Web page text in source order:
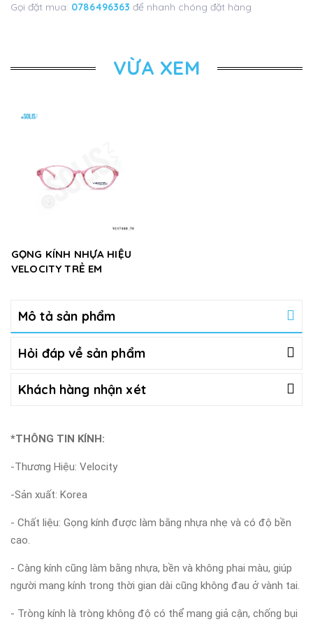
Gọi đặt mua: 0786496363 để nhanh chóng đặt hàng
VỪA XEM
GỌNG KÍNH NHỰA HIỆU
VELOCITY TRẺ EM
Mô tả sản phẩm
Hỏi đáp về sản phẩm
Khách hàng nhận xét
*THÔNG TIN KÍNH:
-Thương Hiệu: Velocity
-Sản xuất: Korea
- Chất liệu: Gọng kính được làm bằng nhựa nhẹ và có độ bền
cao.
- Càng kính cũng làm bằng nhựa, bền và không phai màu, giúp
người mang kính trong thời gian dài cũng không đau ở vành tai.
- Tròng kính là tròng không độ có thể mang giả cận, chống bụi